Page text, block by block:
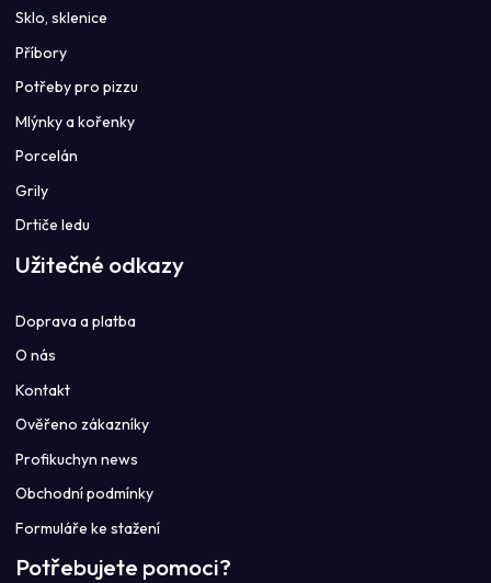
Sklo, sklenice
Příbory
Potřeby pro pizzu
Mlýnky a kořenky
Porcelán
Grily
Drtiče ledu
Užitečné odkazy
Doprava a platba
O nás
Kontakt
Ověřeno zákazníky
Profikuchyn news
Obchodní podmínky
Formuláře ke stažení
Potřebujete pomoci?